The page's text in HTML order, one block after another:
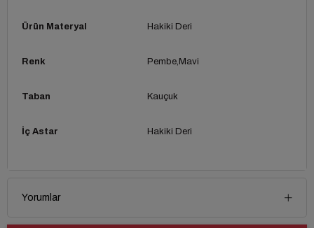
Ürün Materyal Hakiki Deri
Renk Pembe Mavi
Taban Kauçuk
İç Astar Hakiki Deri
Yorumlar